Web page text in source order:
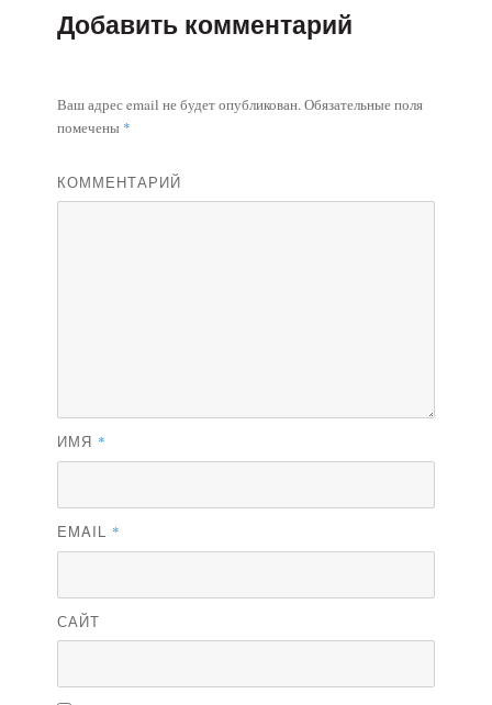
Добавить комментарий
Ваш адрес email не будет опубликован.Обязательные поля
помечены *
КОММЕНТАРИЙ
ИМЯ *
EMAIL *
САЙТ